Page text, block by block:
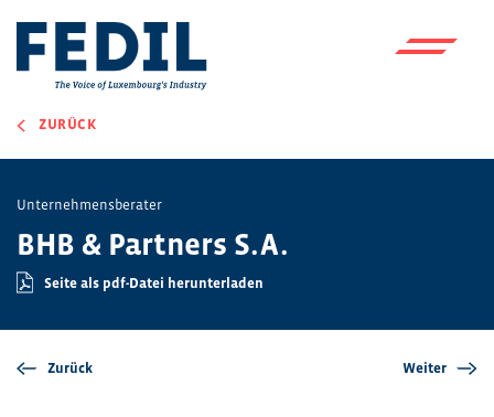
ZURÜCK
Unternehmensberater
BHB & Partners S.A.
Seite als pdf-Datei herunterladen
Zurück Weiter